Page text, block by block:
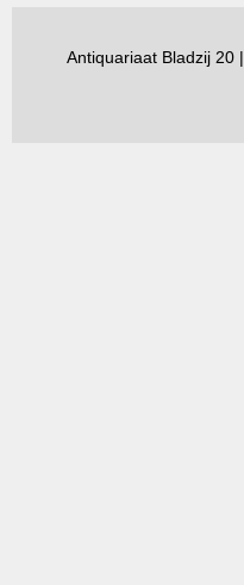
Antiquariaat Bladzij